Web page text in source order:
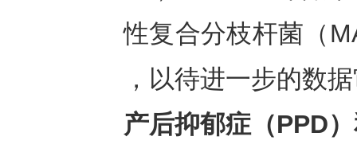
性复合分枝杆菌（
，以待进一步的数
产后抑郁症（PPD